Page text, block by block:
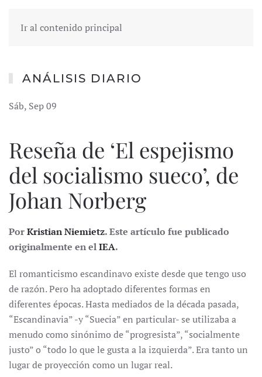
Ir al contenido principal
ANÁLISIS DIARIO
Sáb, Sep 09
Reseña de ‘El espejismo
del socialismo sueco’, de
Johan Norberg
PorKristian Niemietz. Este artículo fue publicado
originalmente en elIEA.
El romanticismo escandinavo existe desde que tengo uso
de razón. Pero ha adoptado diferentes formas en
diferentes épocas. Hasta mediados de la década pasada,
“Escandinavia” -y “Suecia” en particular- se utilizaba a
menudo como sinónimo de “progresista”, “socialmente
justo” o “todo lo que le gusta a la izquierda”. Era tanto un
lugar de proyección como un lugar real.